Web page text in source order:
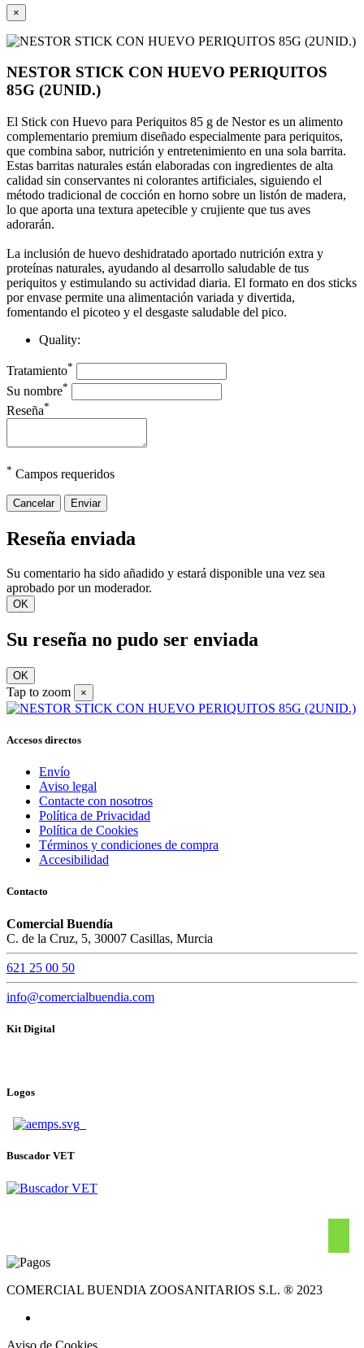
×
NESTOR STICK CON HUEVO PERIQUITOS
85G (2UNID.)
El Stick con Huevo para Periquitos 85 g de Nestor es un alimento
complementario premium diseñado especialmente para periquitos,
que combina sabor, nutrición y entretenimiento en una sola barrita.
Estas barritas naturales están elaboradas con ingredientes de alta
calidad sin conservantes ni colorantes artificiales, siguiendo el
método tradicional de cocción en horno sobre un listón de madera,
lo que aporta una textura apetecible y crujiente que tus aves
adorarán.
La inclusión de huevo deshidratado aportado nutrición extra y
proteínas naturales, ayudando al desarrollo saludable de tus
periquitos y estimulando su actividad diaria. El formato en dos sticks
por envase permite una alimentación variada y divertida,
fomentando el picoteo y el desgaste saludable del pico.
Quality:
Tratamiento*
Su nombre*
Reseña*
* Campos requeridos
Cancelar Enviar
Reseña enviada
Su comentario ha sido añadido y estará disponible una vez sea
aprobado por un moderador.
OK
Su reseña no pudo ser enviada
OK
Tap to zoom ×
Accesos directos
Envío
Aviso legal
Contacte con nosotros
Política de Privacidad
Política de Cookies
Términos y condiciones de compra
Accesibilidad
Contacto
Comercial Buendía
C. de la Cruz, 5, 30007 Casillas, Murcia
621 25 00 50
info@comercialbuendia.com
Kit Digital
Logos
Buscador VET
COMERCIAL BUENDIA ZOOSANITARIOS S.L. ® 2023
Aviso de Cookies